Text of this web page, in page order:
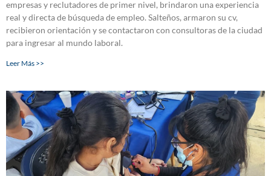
empresas y reclutadores de primer nivel, brindaron una experiencia
real y directa de búsqueda de empleo. Salteños, armaron su cv,
recibieron orientación y se contactaron con consultoras de la ciudad
para ingresar al mundo laboral.
Leer Más >>